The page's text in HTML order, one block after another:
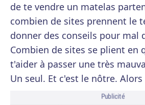
de te vendre un matelas
combien de sites prennent le
donner des conseils pour mal
Combien de sites se plient en
t'aider à passer une très
Un seul. Et c'est le nôtre.
Publicité